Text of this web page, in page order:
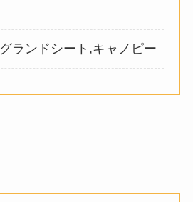
グランドシート,キャノピー